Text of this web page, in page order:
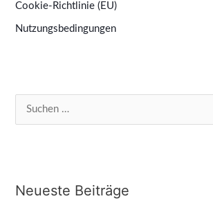
Cookie-Richtlinie (EU)
Nutzungsbedingungen
e
Neueste Beiträge